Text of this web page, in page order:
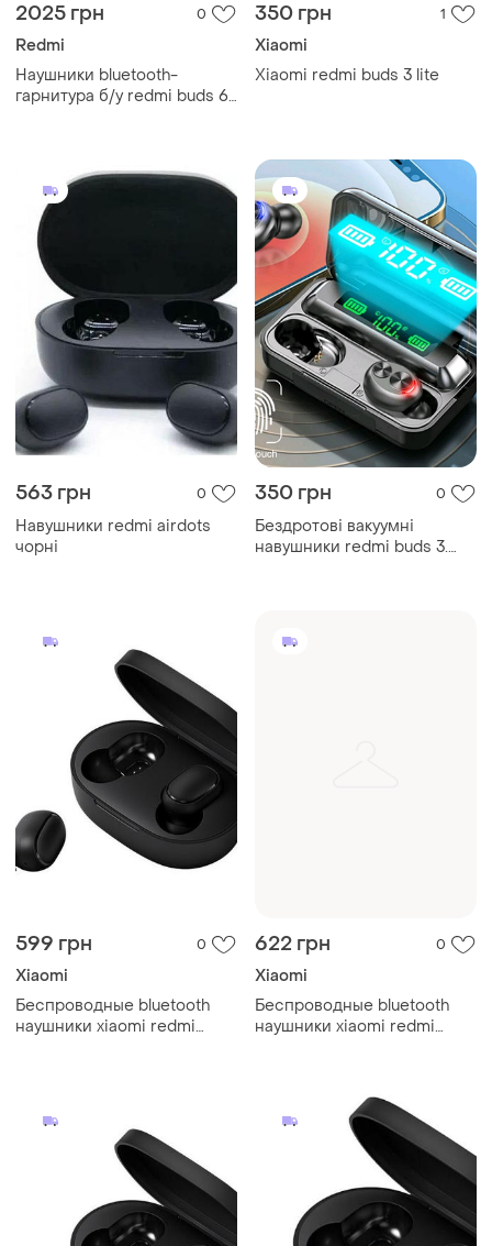
2025 грн 0
Redmi
Наушники bluetooth-
гарнитура б/у redmi buds 6
350 грн 1
Xiaomi
Xiaomi redmi buds 3 lite
563 грн 0
Навушники redmi airdots
чорні
350 грн 0
Бездротові вакуумні
навушники redmi buds 3.
599 грн 0
Xiaomi
Беспроводные bluetooth
наушники xiaomi redmi
622 грн 0
Xiaomi
Беспроводные bluetooth
наушники xiaomi redmi